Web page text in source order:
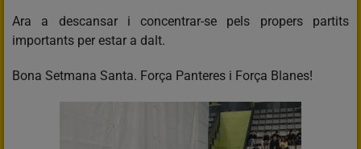
Ara a descansar i concentrar-se pels propers partits
importants per estar a dalt.
Bona Setmana Santa. Força Panteres i Força Blanes!